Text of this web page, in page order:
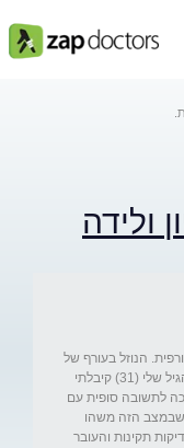
ולידה
שקיפות עורפית. הנוזל בעורף של
העובר היה 1.3 ממ. יחד עם השקלול של הגיל שלי (31) קיבלתי
כעת מחכה לתשובה סופית עם
שבמצב הזה משהו
תקינות והעובר